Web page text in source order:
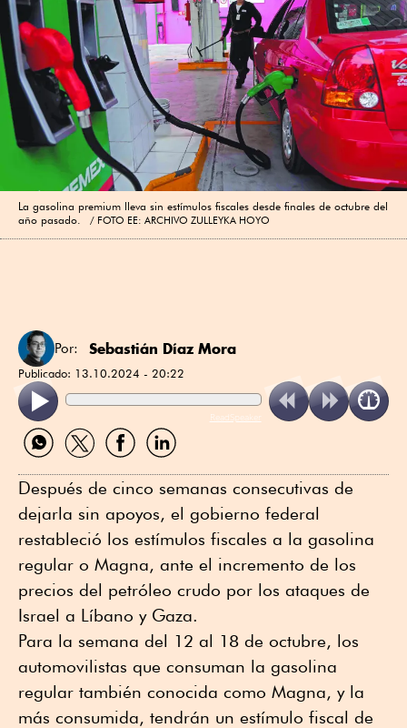
La gasolina premium lleva sin estímulos fiscales desde finales de octubre del
año pasado.
FOTO EE: ARCHIVO ZULLEYKA HOYO
Por: Sebastián Díaz Mora
Publicado: 13.10.2024 - 20:22
ReadSpeaker
Compartir
por
Compartir
por
Compartir
por
Compartir
por
Después de cinco semanas consecutivas de
dejarla sin apoyos, el gobierno federal
restableció los estímulos fiscales a la gasolina
regular o Magna, ante el incremento de los
precios del petróleo crudo por los ataques de
Israel a Líbano y Gaza.
Para la semana del 12 al 18 de octubre, los
automovilistas que consuman la gasolina
regular también conocida como Magna, y la
más consumida, tendrán un estímulo fiscal de